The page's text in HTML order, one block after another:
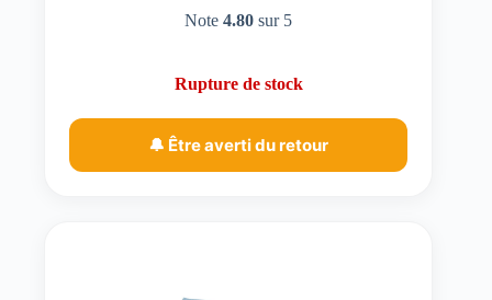
Note4.80 sur 5
Rupture de stock
🔔 Être averti du retour